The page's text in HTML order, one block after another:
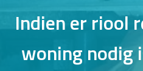
Indien er riool
woning nodig